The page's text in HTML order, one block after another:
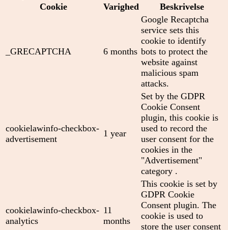
Cookie
Varighed Beskrivelse
_GRECAPTCHA 6 months
Google Recaptcha
service sets this
cookie to identify
bots to protect the
website against
malicious spam
attacks.
cookielawinfo-checkbox-
advertisement
1 year
Set by the GDPR
Cookie Consent
plugin, this cookie is
used to record the
user consent for the
cookies in the
"Advertisement"
category .
cookielawinfo-checkbox-
analytics
11
months
This cookie is set by
GDPR Cookie
Consent plugin. The
cookie is used to
store the user consent